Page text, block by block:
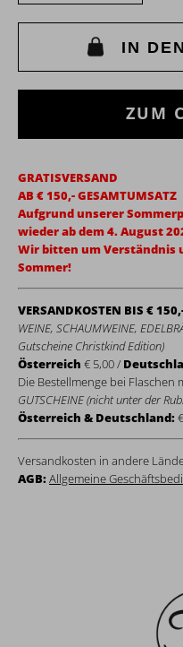
IN
ZUM
GRATISVERSAND
AB € 150,- GESAMTUMSATZ
Aufgrund unserer
wieder ab dem 4. August
Wir bitten um Verständnis
Sommer!
VERSANDKOSTEN BIS €
WEINE, SCHAUMWEINE,
Gutscheine Christkind Edition)
Österreich € 5,00 /
Die Bestellmenge bei Flaschen
GUTSCHEINE (nicht unter der
Österreich & Deutschland:
Versandkosten in andere
AGB:Allgemeine